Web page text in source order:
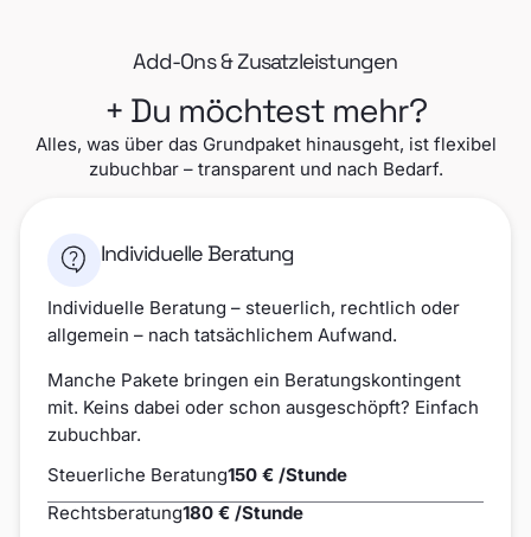
Add-Ons & Zusatzleistungen
+ Du möchtest mehr?
Alles, was über das Grundpaket hinausgeht, ist flexibel
zubuchbar – transparent und nach Bedarf.
Individuelle Beratung
Individuelle Beratung – steuerlich, rechtlich oder
allgemein – nach tatsächlichem Aufwand.
Manche Pakete bringen ein Beratungskontingent
mit. Keins dabei oder schon ausgeschöpft? Einfach
zubuchbar.
Steuerliche Beratung150 € /Stunde
Rechtsberatung180 € /Stunde